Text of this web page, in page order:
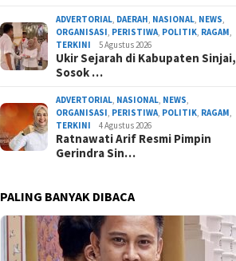
ADVERTORIAL DAERAH NASIONAL NEWS
ORGANISASI PERISTIWA POLITIK RAGAM
TERKINI
5 Agustus 2026
Ukir Sejarah di Kabupaten Sinjai,
Sosok …
ADVERTORIAL NASIONAL NEWS
ORGANISASI PERISTIWA POLITIK RAGAM
TERKINI
4 Agustus 2026
Ratnawati Arif Resmi Pimpin
Gerindra Sin…
PALING BANYAK DIBACA